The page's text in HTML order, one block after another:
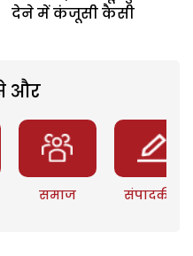
देने में कंजूसी कैसी
और
समाज संपादकीय